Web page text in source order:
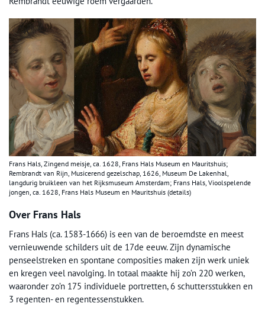
Frans Hals, Zingend meisje, ca. 1628, Frans Hals Museum en Mauritshuis;
Rembrandt van Rijn, Musicerend gezelschap, 1626, Museum De Lakenhal,
langdurig bruikleen van het Rijksmuseum Amsterdam; Frans Hals, Vioolspelende
jongen, ca. 1628, Frans Hals Museum en Mauritshuis (details)
Over Frans Hals
Frans Hals (ca. 1583-1666) is een van de beroemdste en meest
vernieuwende schilders uit de 17de eeuw. Zijn dynamische
penseelstreken en spontane composities maken zijn werk uniek
en kregen veel navolging. In totaal maakte hij zo’n 220 werken,
waaronder zo’n 175 individuele portretten, 6 schuttersstukken en
3 regenten- en regentessenstukken.